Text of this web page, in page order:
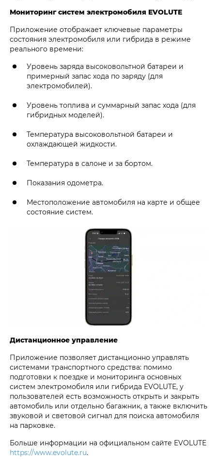
Мониторинг систем электромобиля EVOLUTE
Приложение отображает ключевые параметры
состояния электромобиля или гибрида в режиме
реального времени:
Уровень заряда высоковольтной батареи и
примерный запас хода по заряду (для
электромобилей).
Уровень топлива и суммарный запас хода (для
гибридных моделей).
Температура высоковольтной батареи и
охлаждающей жидкости.
Температура в салоне и за бортом.
Показания одометра.
Местоположение автомобиля на карте и общее
состояние систем.
Дистанционное управление
Приложение позволяет дистанционно управлять
системами транспортного средства: помимо
подготовки к поездке и мониторинга основных
систем электромобиля или гибрида EVOLUTE, у
пользователей есть возможность открыть и закрыть
автомобиль или отдельно багажник, а также включить
звуковой и световой сигнал для поиска автомобиля
на парковке.
Больше информации на официальном сайте EVOLUTE
https://www.evolute.ru.